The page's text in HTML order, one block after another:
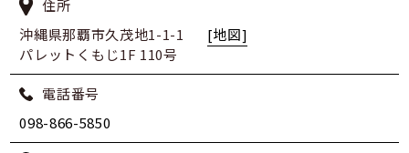
住所
沖縄県那覇市久茂地1-1-1
パレットくもじ1F 110号
[地図]
電話番号
098-866-5850